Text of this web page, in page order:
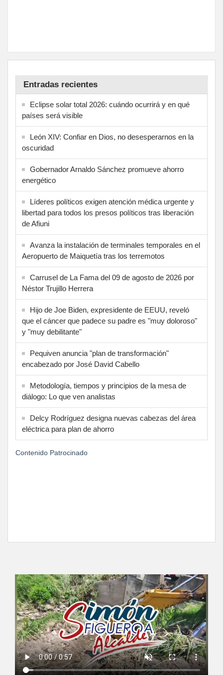
Entradas recientes
Eclipse solar total 2026: cuándo ocurrirá y en qué
países será visible
León XIV: Confiar en Dios, no desesperarnos en la
oscuridad
Gobernador Arnaldo Sánchez promueve ahorro
energético
Líderes políticos exigen atención médica urgente y
libertad para todos los presos políticos tras liberación
de Afiuni
Avanza la instalación de terminales temporales en el
Aeropuerto de Maiquetía tras los terremotos
Carrusel de La Fama del 09 de agosto de 2026 por
Néstor Trujillo Herrera
Hijo de Joe Biden, expresidente de EEUU, reveló
que el cáncer que padece su padre es "muy doloroso"
y "muy debilitante"
Pequiven anuncia "plan de transformación"
encabezado por José David Cabello
Metodología, tiempos y principios de la mesa de
diálogo: Lo que ven analistas
Delcy Rodríguez designa nuevas cabezas del área
eléctrica para plan de ahorro
Contenido Patrocinado